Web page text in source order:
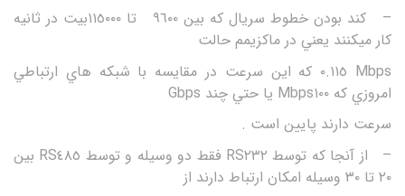
– کند بودن خطوط سريال که بين ٩٦٠٠ تا ١١٥٠٠٠بيت در ثانيه
کار ميکنند يعني در ماکزيمم حالت
Mbps ٠.١١٥ که اين سرعت در مقايسه با شبکه هاي ارتباطي
امروزي که Mbps١٠٠ يا حتي چند Gbps
سرعت دارند پايين است .
– از آنجا که توسط RS٢٣٢ فقط دو وسيله و توسط RS٤٨٥ بين
٢٠ تا ٣٠ وسيله امکان ارتباط دارند از